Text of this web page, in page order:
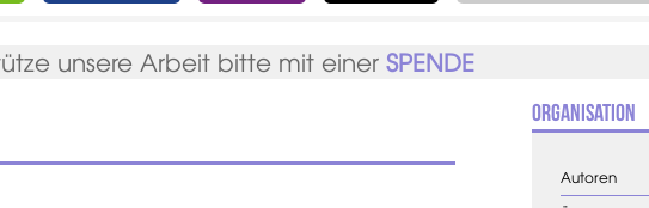
unsere Arbeit bitte mit einerSPENDE
Organisation
Autoren